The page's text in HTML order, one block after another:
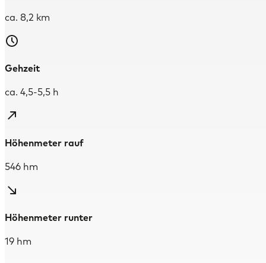
ca. 8,2 km
Gehzeit
ca. 4,5-5,5 h
Höhenmeter rauf
546 hm
Höhenmeter runter
19 hm